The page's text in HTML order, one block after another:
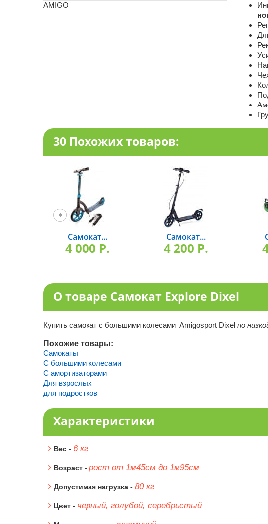
AMIGO
30 Похожих товаров:
Самокат...
4 000 P.
Самокат...
4 200 P.
О товаре Самокат Explore Dixel
Купить самокат с большими колесами Аmigosport Dixel по
Похожие товары:
Самокаты
С большими колесами
С амортизаторами
Для взрослых
для подростков
Характеристики
Вес - 6 кг
Возраст - рост от 1м45см до 1м95см
Допустимая нагрузка - 80 кг
Цвет - черный, голубой, серебристый